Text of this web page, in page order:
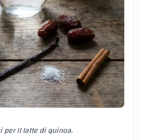
per Il latte di quinoa.